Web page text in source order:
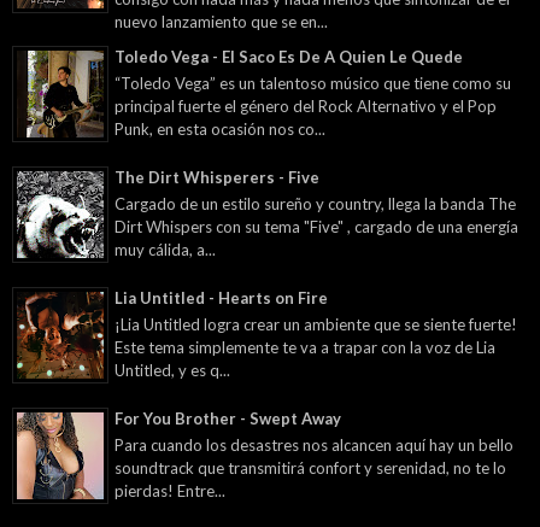
nuevo lanzamiento que se en...
Toledo Vega - El Saco Es De A Quien Le Quede
“Toledo Vega” es un talentoso músico que tiene como su
principal fuerte el género del Rock Alternativo y el Pop
Punk, en esta ocasión nos co...
The Dirt Whisperers - Five
Cargado de un estilo sureño y country, llega la banda The
Dirt Whispers con su tema "Five" , cargado de una energía
muy cálida, a...
Lia Untitled - Hearts on Fire
¡Lia Untitled logra crear un ambiente que se siente fuerte!
Este tema simplemente te va a trapar con la voz de Lia
Untitled, y es q...
For You Brother - Swept Away
Para cuando los desastres nos alcancen aquí hay un bello
soundtrack que transmitirá confort y serenidad, no te lo
pierdas! Entre...